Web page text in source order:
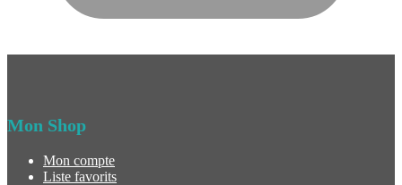
Mon Shop
Mon compte
Liste favorits